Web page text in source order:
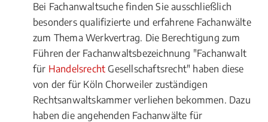
Bei Fachanwaltsuche finden Sie ausschließlich
besonders qualifizierte und erfahrene Fachanwälte
zum Thema Werkvertrag. Die Berechtigung zum
Führen der Fachanwaltsbezeichnung "Fachanwalt
für Handelsrecht Gesellschaftsrecht" haben diese
von der für Köln Chorweiler zuständigen
Rechtsanwaltskammer verliehen bekommen. Dazu
haben die angehenden Fachanwälte für